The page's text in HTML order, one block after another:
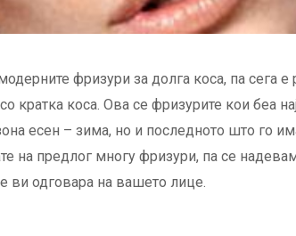
фризури за долга коса, па сега
кратка коса. Ова се фризурите кои беа
есен – зима, но и последното што го
на предлог многу фризури, па се
ви одговара на вашето лице.